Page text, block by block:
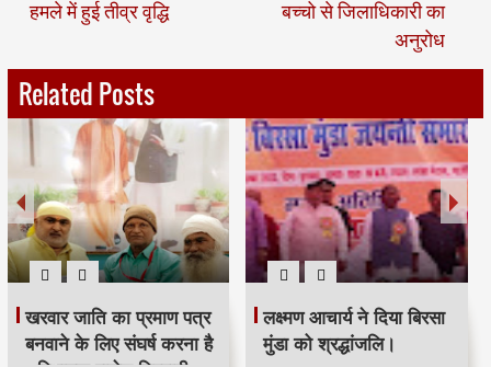
हमले में हुई तीव्र वृद्धि
बच्चो से जिलाधिकारी का
अनुरोध
Related Posts
भदंत ज्ञानेश्वर की 88 वीं
जयंती धूम धाम से मनाई गई।
मजिंदर खरवार ने संगठन को
मजबूत बनाने की अपील की।